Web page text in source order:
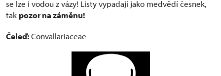
se lze i vodou z vázy! Listy vypadají jako medvědí česnek,
tak pozor na záměnu!
Čeleď:Convallariaceae